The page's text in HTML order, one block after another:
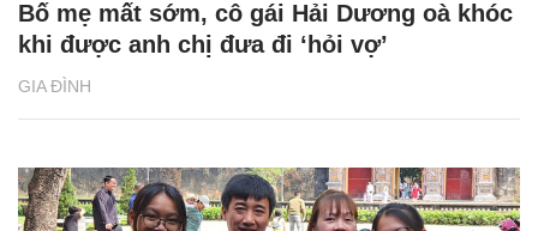
GIA ĐÌNH
Bố mẹ mất sớm, cô gái Hải Dương oà khóc
khi được anh chị đưa đi ‘hỏi vợ’